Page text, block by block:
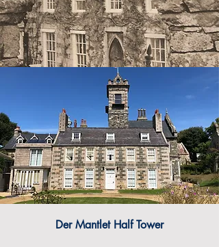
Der Mantlet Half Tower